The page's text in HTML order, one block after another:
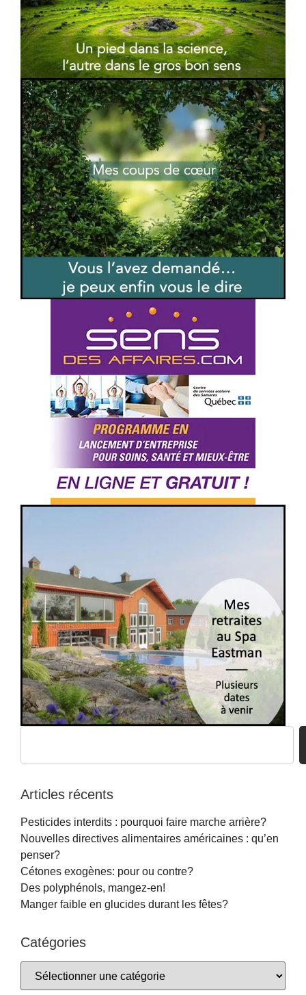
Articles récents
Pesticides interdits : pourquoi faire marche arrière?
Nouvelles directives alimentaires américaines : qu’en
penser?
Cétones exogènes: pour ou contre?
Des polyphénols, mangez-en!
Manger faible en glucides durant les fêtes?
Catégories